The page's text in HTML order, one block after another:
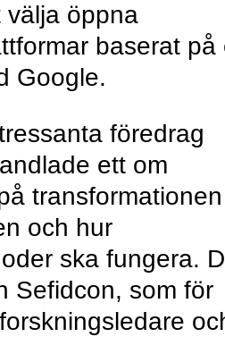
välja öppna
baserat på
Google.
föredrag
ett om
transformationen
och hur
ska fungera.
Sefidcon, som för